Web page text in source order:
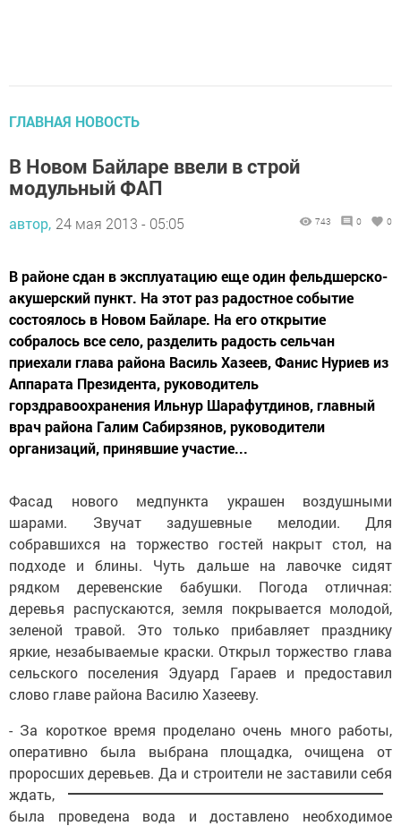
ГЛАВНАЯ НОВОСТЬ
В Новом Байларе ввели в строй
модульный ФАП
автор, 24 мая 2013 - 05:05 743 0 0
В районе сдан в эксплуатацию еще один фельдшерско-
акушерский пункт. На этот раз радостное событие
состоялось в Новом Байларе. На его открытие
собралось все село, разделить радость сельчан
приехали глава района Василь Хазеев, Фанис Нуриев из
Аппарата Президента, руководитель
горздравоохранения Ильнур Шарафутдинов, главный
врач района Галим Сабирзянов, руководители
организаций, принявшие участие...
Фасад нового медпункта украшен воздушными
шарами. Звучат задушевные мелодии. Для
собравшихся на торжество гостей накрыт стол, на
подходе и блины. Чуть дальше на лавочке сидят
рядком деревенские бабушки. Погода отличная:
деревья распускаются, земля покрывается молодой,
зеленой травой. Это только прибавляет празднику
яркие, незабываемые краски. Открыл торжество глава
сельского поселения Эдуард Гараев и предоставил
слово главе района Василю Хазееву.
- За короткое время проделано очень много работы,
оперативно была выбрана площадка, очищена от
проросших деревьев. Да и строители не заставили себя
ждать,
была проведена вода и доставлено необходимое